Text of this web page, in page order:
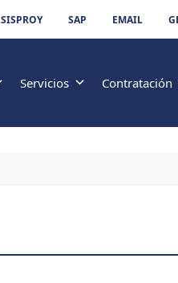
SISPROY SAP EMAIL
Servicios Contratación